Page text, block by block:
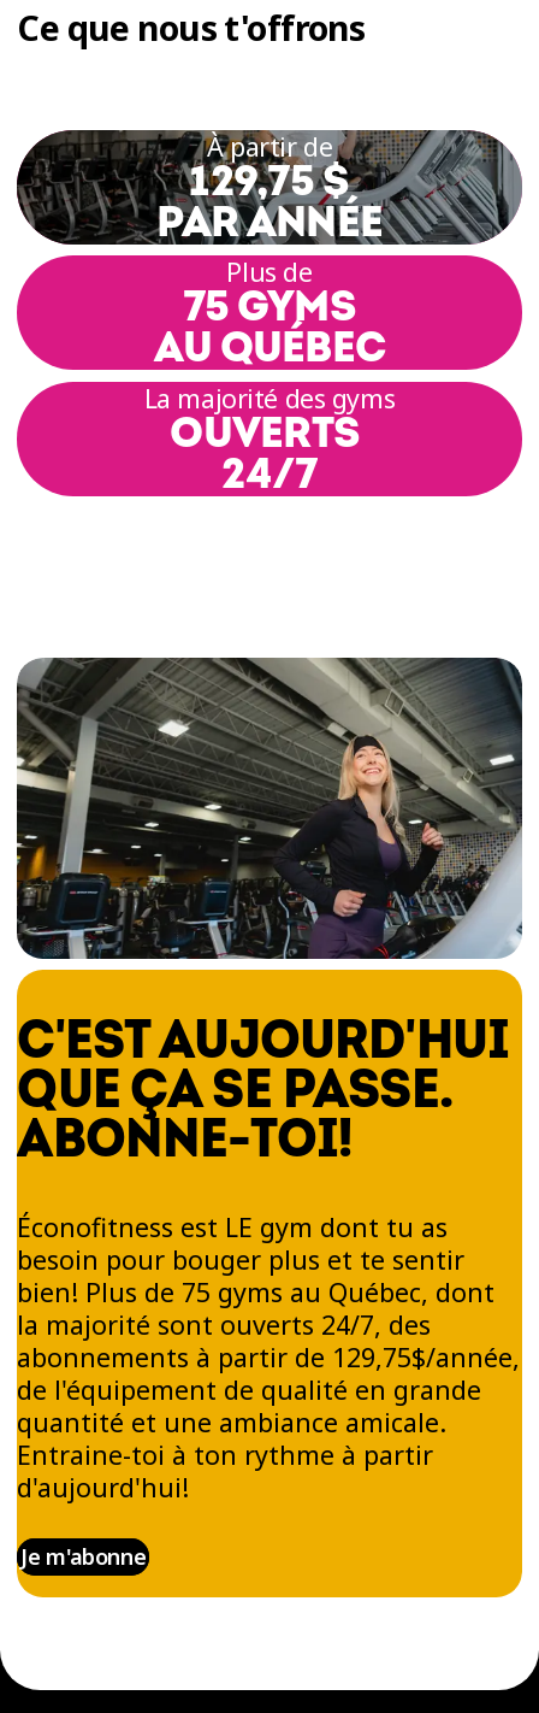
Ce que nous t'offrons
À partir de
129,75 $
PAR ANNÉE
Plus de
75 GYMS
AU QUÉBEC
La majorité des gyms
OUVERTS
24/7
C'EST AUJOURD'HUI
QUE ÇA SE PASSE.
ABONNE-TOI!
Éconofitness est LE gym dont tu as
besoin pour bouger plus et te sentir
bien! Plus de 75 gyms au Québec, dont
la majorité sont ouverts 24/7, des
abonnements à partir de 129,75$/année,
de l'équipement de qualité en grande
quantité et une ambiance amicale.
Entraine-toi à ton rythme à partir
d'aujourd'hui!
Je m'abonne